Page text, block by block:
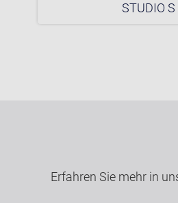
STUDIO S
Erfahren Sie mehr in